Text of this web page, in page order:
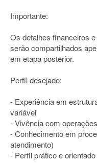
Importante:
Os detalhes financeiros
serão compartilhados
em etapa posterior.
Perfil desejado:
- Experiência em
variável
- Vivência com
- Conhecimento em
atendimento)
- Perfil prático e